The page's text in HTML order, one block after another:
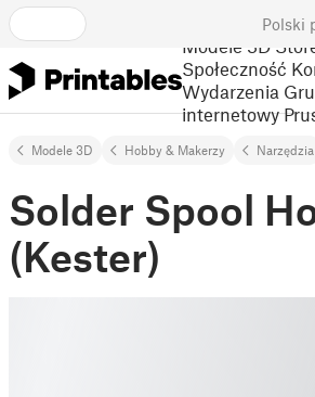
Polski
Modele 3D
Społeczność
Wydarzenia
internetowy
Modele 3D Hobby & Makerzy Narzędzia
Solder Spool
(Kester)